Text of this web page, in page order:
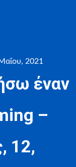
2021
έναν
–
12,